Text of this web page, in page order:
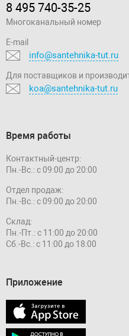
8 495 740-35-25
Многоканальный номер
E-mail
info@santehnika-tut.ru
Для поставщиков и
koa@santehnika-tut.ru
Время работы
Контактный-центр:
Пн.-Вс.: с 09:00 до 20:00
Отдел продаж:
Пн.-Вс.: с 09:00 до 20:00
Склад:
Пн.-Пт.: с 11:00 до 20:00
Сб.-Вс.: с 11:00 до 18:00
Приложение